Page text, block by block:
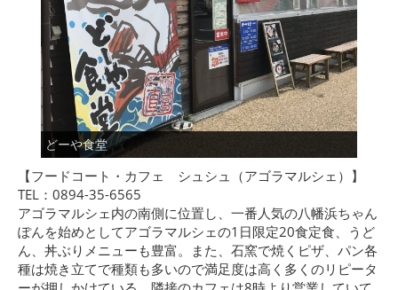
どーや食堂
【フードコート・カフェ シュシュ（アゴラマルシェ）】
TEL：0894-35-6565
アゴラマルシェ内の南側に位置し、一番人気の八幡浜ちゃん
ぽんを始めとしてアゴラマルシェの1日限定20食定食、うど
ん、丼ぶりメニューも豊富。また、石窯で焼くピザ、パン各
種は焼き立てで種類も多いので満足度は高く多くのリピータ